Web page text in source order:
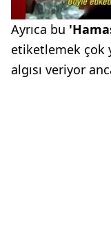
Ayrıca bu
etiketlemek çok
algısı veriyor